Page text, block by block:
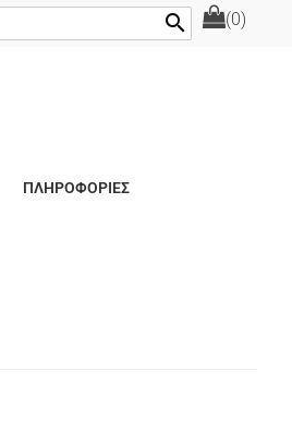
(0)
search
ΠΛΗΡΟΦΟΡΙΕΣ